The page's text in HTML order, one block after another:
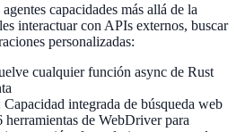
capacidades más allá de la
interactuar con APIs externos, buscar
personalizadas:
cualquier función async de Rust
Capacidad integrada de búsqueda web
herramientas de WebDriver para